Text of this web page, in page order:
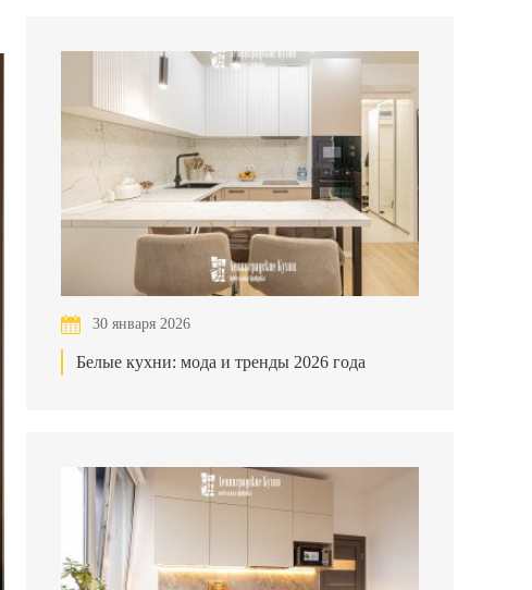
30 января 2026
Белые кухни: мода и тренды 2026 года